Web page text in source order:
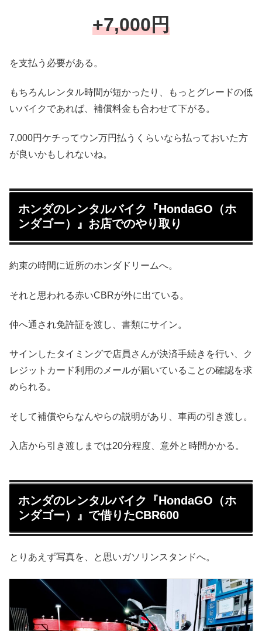
+7,000円
を支払う必要がある。
もちろんレンタル時間が短かったり、もっとグレードの低
いバイクであれば、補償料金も合わせて下がる。
7,000円ケチってウン万円払うくらいなら払っておいた方
が良いかもしれないね。
ホンダのレンタルバイク『HondaGO（ホ
ンダゴー）』お店でのやり取り
約束の時間に近所のホンダドリームへ。
それと思われる赤いCBRが外に出ている。
仲へ通され免許証を渡し、書類にサイン。
サインしたタイミングで店員さんが決済手続きを行い、ク
レジットカード利用のメールが届いていることの確認を求
められる。
そして補償やらなんやらの説明があり、車両の引き渡し。
入店から引き渡しまでは20分程度、意外と時間かかる。
ホンダのレンタルバイク『HondaGO（ホ
ンダゴー）』で借りたCBR600
とりあえず写真を、と思いガソリンスタンドへ。